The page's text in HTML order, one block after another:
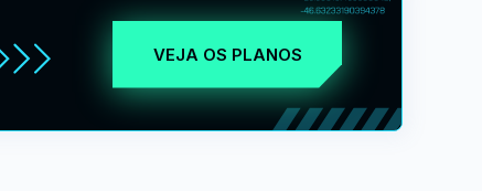
VEJA OS PLANOS